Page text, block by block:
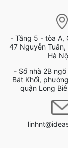
- Tầng 5 - tòa A,
47 Nguyễn Tuân,
Hà
- Số nhà 2B
Bát Khối,
quận Long